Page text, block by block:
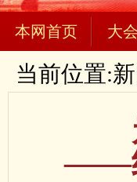
本网首页 大
当前位置:
——